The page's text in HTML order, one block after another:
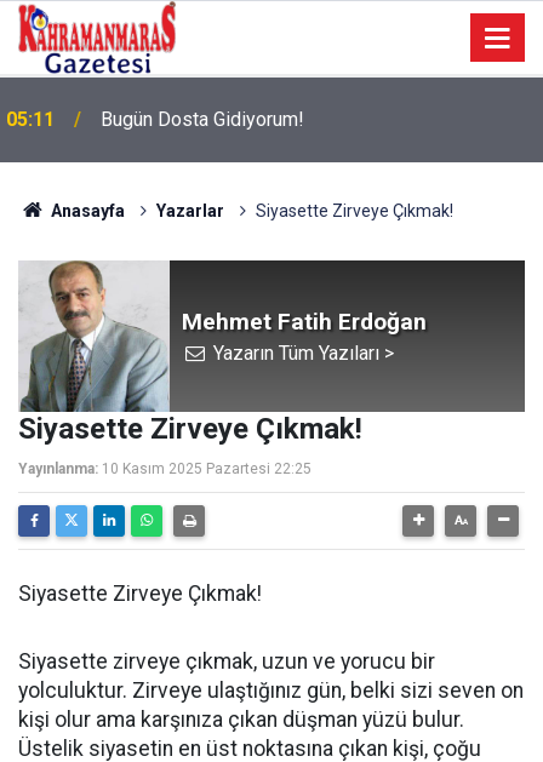
05:11 Bugün Dosta Gidiyorum!
Anasayfa Yazarlar Siyasette Zirveye Çıkmak!
Mehmet Fatih Erdoğan
Yazarın Tüm Yazıları >
Siyasette Zirveye Çıkmak!
Yayınlanma: 10 Kasım 2025 Pazartesi 22:25
Siyasette Zirveye Çıkmak!
Siyasette zirveye çıkmak, uzun ve yorucu bir
yolculuktur. Zirveye ulaştığınız gün, belki sizi seven on
kişi olur ama karşınıza çıkan düşman yüzü bulur.
Üstelik siyasetin en üst noktasına çıkan kişi, çoğu